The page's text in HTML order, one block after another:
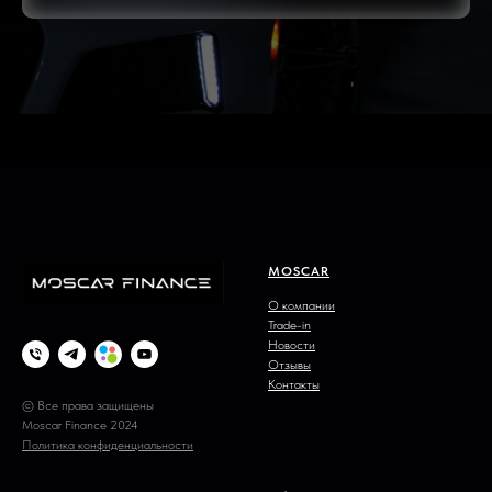
© Все права защищены
Moscar Finance 2024
Политика конфиденциальности
MOSCAR
О компании
Trade-in
Новости
Отзывы
Контакты